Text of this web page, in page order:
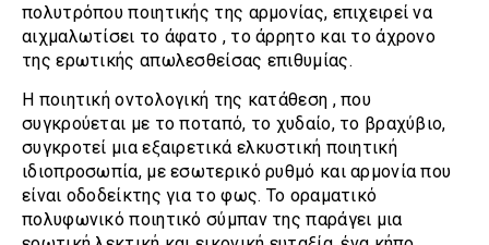
πολυτρόπου ποιητικής της αρμονίας, επιχειρεί να
αιχμαλωτίσει το άφατο , το άρρητο και το άχρονο
της ερωτικής απωλεσθείσας επιθυμίας.
Η ποιητική οντολογική της κατάθεση , που
συγκρούεται με το ποταπό, το χυδαίο, το βραχύβιο,
συγκροτεί μια εξαιρετικά ελκυστική ποιητική
ιδιοπροσωπία, με εσωτερικό ρυθμό και αρμονία που
είναι οδοδείκτης για το φως. Το οραματικό
πολυφωνικό ποιητικό σύμπαν της παράγει μια